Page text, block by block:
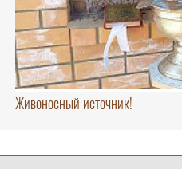
Живоносный источник!